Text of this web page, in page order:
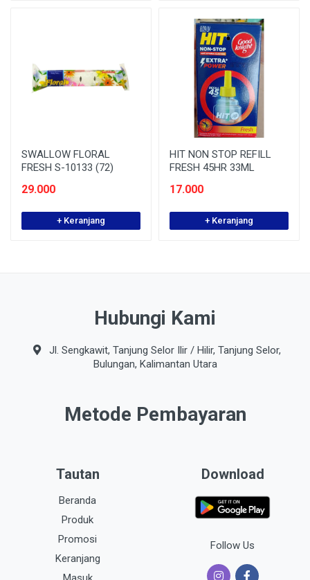
SWALLOW FLORAL
FRESH S-10133 (72)
29.000
+ Keranjang
HIT NON STOP REFILL
FRESH 45HR 33ML
17.000
+ Keranjang
Hubungi Kami
Jl. Sengkawit, Tanjung Selor Ilir / Hilir, Tanjung Selor,
Bulungan, Kalimantan Utara
Metode Pembayaran
Tautan
Beranda
Produk
Promosi
Keranjang
Download
Follow Us